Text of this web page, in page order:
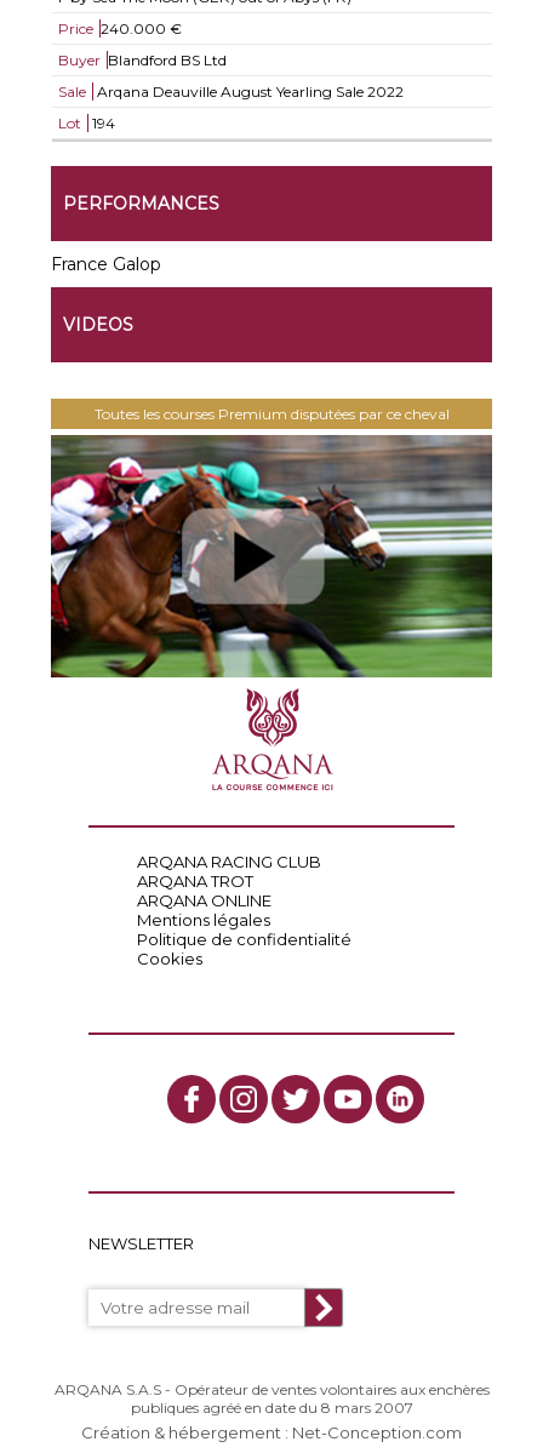
Price 240.000 €
Buyer Blandford BS Ltd
Sale
Arqana Deauville August Yearling Sale 2022
Lot
194
PERFORMANCES
France Galop
VIDEOS
Toutes les courses Premium disputées par ce cheval
ARQANA RACING CLUB
ARQANA TROT
ARQANA ONLINE
Mentions légales
Politique de confidentialité
Cookies
NEWSLETTER
ARQANA S.A.S - Opérateur de ventes volontaires aux enchères
publiques agréé en date du 8 mars 2007
Création & hébergement : Net-Conception.com